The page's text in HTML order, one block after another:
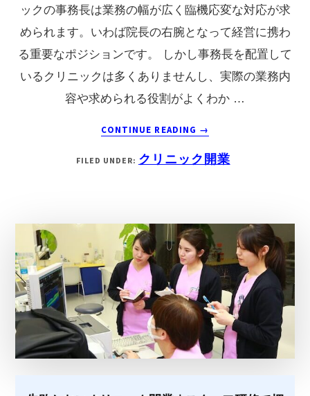
5
つ
の
ス
キ
ル
ックの事務長は業務の幅が広く臨機応変な対応が求
められます。いわば院長の右腕となって経営に携わ
る重要なポジションです。 しかし事務長を配置して
いるクリニックは多くありませんし、実際の業務内
容や求められる役割がよくわか …
CONTINUE READING ABOUT
ク
ク
に
お
け
事
→
FILED UNDER: クリニック開業